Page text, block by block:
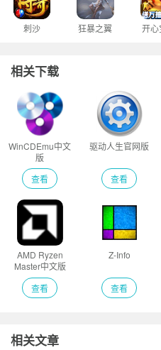
刺沙 狂暴之翼 开心
相关下载
WinCDEmu中文
版
查看
驱动人生官网版
查看
AMD Ryzen
Master中文版
查看
Z-Info
查看
相关文章